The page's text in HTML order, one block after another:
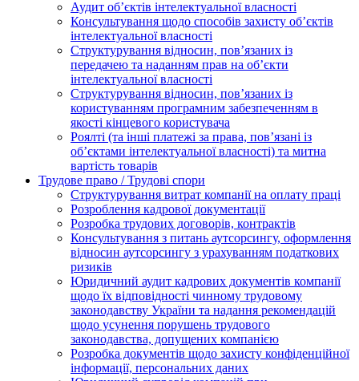
Аудит об’єктів інтелектуальної власності
Консультування щодо способів захисту об’єктів
інтелектуальної власності
Структурування відносин, пов’язаних із
передачею та наданням прав на об’єкти
інтелектуальної власності
Структурування відносин, пов’язаних із
користуванням програмним забезпеченням в
якості кінцевого користувача
Роялті (та інші платежі за права, пов’язані із
об’єктами інтелектуальної власності) та митна
вартість товарів
Трудове право / Трудові спори
Cтруктурування витрат компанії на оплату праці
Розроблення кадрової документації
Розробка трудових договорів, контрактів
Консультування з питань аутсорсингу, оформлення
відносин аутсорсингу з урахуванням податкових
ризиків
Юридичний аудит кадрових документів компанії
щодо їх відповідності чинному трудовому
законодавству України та надання рекомендацій
щодо усунення порушень трудового
законодавства, допущених компанією
Розробка документів щодо захисту конфіденційної
інформації, персональних даних